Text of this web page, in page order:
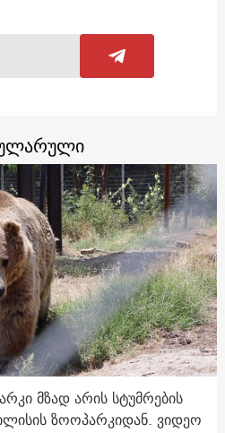
მზად არის სტუმრების
ზოოპარკიდან. ვიდეო